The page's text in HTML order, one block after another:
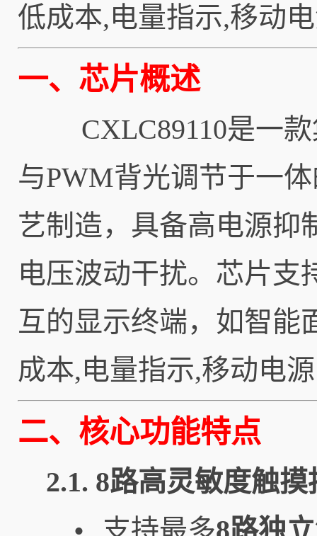
低成本,电量指示,移动
一、芯片概述
CXLC89110是一款
与PWM背光调节于一
艺制造，具备高电源抑
电压波动干扰。芯片支
互的显示终端，如智能
成本,电量指示,移动电源
二、核心功能特点
2.1. 8路高灵敏度触摸